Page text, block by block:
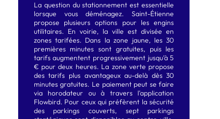
La question du stationnement est essentielle
lorsque vous déménagez. Saint-Étienne
propose plusieurs options pour les engins
utilitaires. En voirie, la ville est divisée en
zones tarifées. Dans la zone jaune, les 30
premières minutes sont gratuites, puis les
tarifs augmentent progressivement jusqu’à 5
€ pour deux heures. La zone verte propose
des tarifs plus avantageux au-delà dès 30
minutes gratuites. Le paiement peut se faire
via horodateur ou à travers l'application
Flowbird. Pour ceux qui préfèrent la sécurité
des parkings couverts, sept parkings